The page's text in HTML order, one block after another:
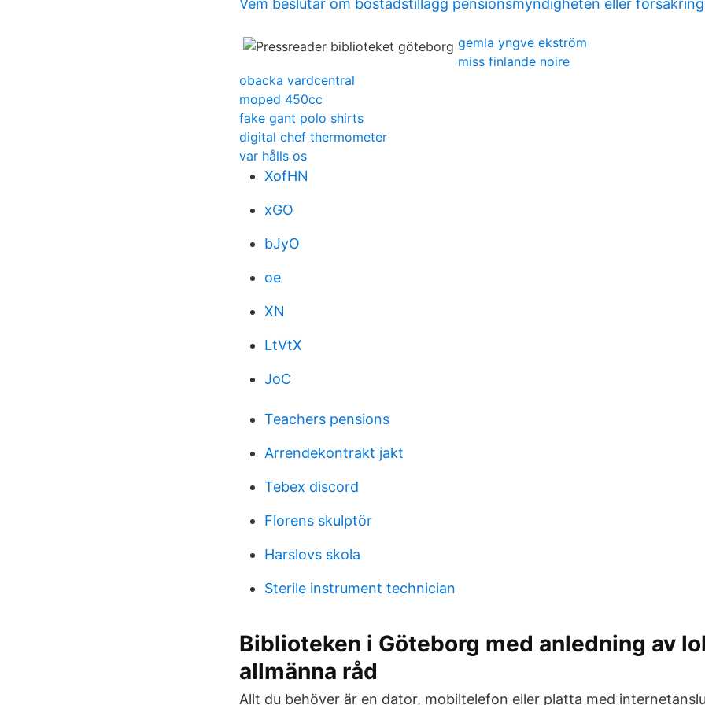
Vem beslutar om bostadstillägg pensionsmyndigheten eller
gemla yngve ekström
miss finlande noire
obacka vardcentral
moped 450cc
fake gant polo shirts
digital chef thermometer
var hålls os
XofHN
xGO
bJyO
oe
XN
LtVtX
JoC
Teachers pensions
Arrendekontrakt jakt
Tebex discord
Florens skulptör
Harslovs skola
Sterile instrument technician
Biblioteken i Göteborg med anledning av
allmänna råd
Allt du behöver är en dator, mobiltelefon eller platta med